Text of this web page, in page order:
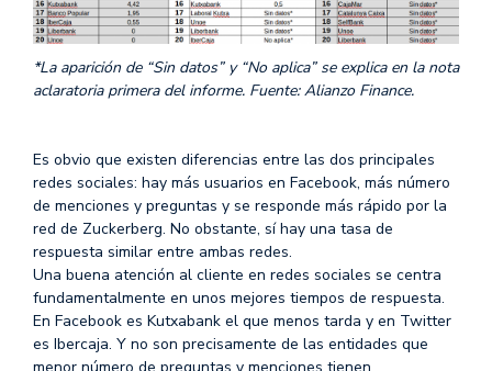
*La aparición de “Sin datos” y “No aplica” se explica en la nota
aclaratoria primera del informe. Fuente: Alianzo Finance.
Es obvio que existen diferencias entre las dos principales
redes sociales: hay más usuarios en Facebook, más número
de menciones y preguntas y se responde más rápido por la
red de Zuckerberg. No obstante, sí hay una tasa de
respuesta similar entre ambas redes.
Una buena atención al cliente en redes sociales se centra
fundamentalmente en unos mejores tiempos de respuesta.
En Facebook es Kutxabank el que menos tarda y en Twitter
es Ibercaja. Y no son precisamente de las entidades que